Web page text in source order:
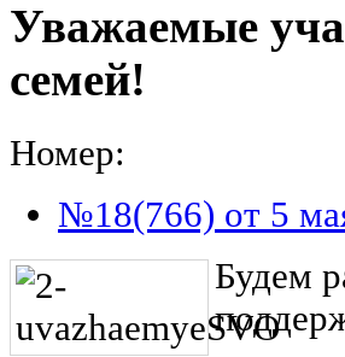
Уважаемые
семей!
Номер:
№18(766) от 5
Будем